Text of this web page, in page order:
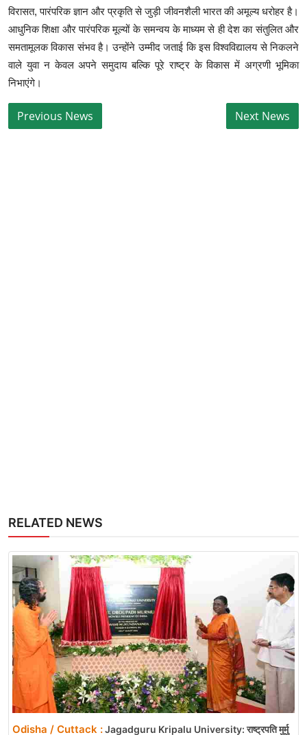
विरासत, पारंपरिक ज्ञान और प्रकृति से जुड़ी जीवनशैली भारत की अमूल्य धरोहर है।
आधुनिक शिक्षा और पारंपरिक मूल्यों के समन्वय के माध्यम से ही देश का संतुलित और
समतामूलक विकास संभव है। उन्होंने उम्मीद जताई कि इस विश्वविद्यालय से निकलने
वाले युवा न केवल अपने समुदाय बल्कि पूरे राष्ट्र के विकास में अग्रणी भूमिका
निभाएंगे।
RELATED NEWS
Odisha / Cuttack :Jagadguru Kripalu University: राष्ट्रपति मुर्मु